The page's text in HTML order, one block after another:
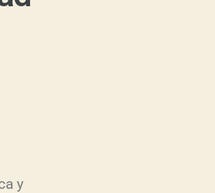
y